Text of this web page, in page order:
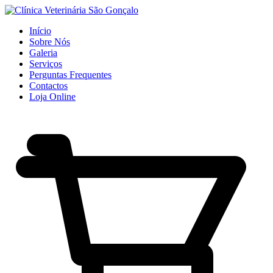
Início
Sobre Nós
Galeria
Serviços
Perguntas Frequentes
Contactos
Loja Online